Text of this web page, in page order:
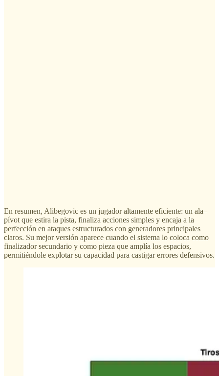
En resumen, Alibegovic es un jugador altamente eficiente: un ala–
pívot que estira la pista, finaliza acciones simples y encaja a la
perfección en ataques estructurados con generadores principales
claros. Su mejor versión aparece cuando el sistema lo coloca como
finalizador secundario y como pieza que amplía los espacios,
permitiéndole explotar su capacidad para castigar errores defensivos.